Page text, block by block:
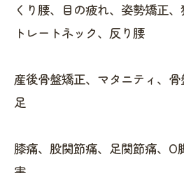
くり腰、目の疲れ、姿勢矯正
トレートネック、反り腰
産後骨盤矯正、マタニティ、
足
膝痛、股関節痛、足関節痛、O